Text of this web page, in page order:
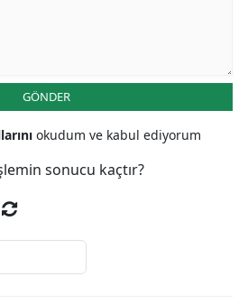
GÖNDER
okudum ve kabul ediyorum
sonucu kaçtır?